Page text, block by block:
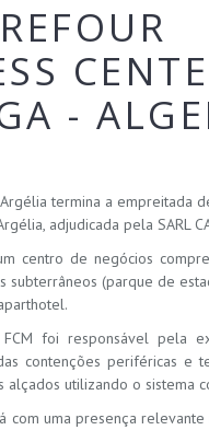
-
Argélia termina a
adjudicada pela SARL
centro de negócios
subterrâneos (parque de
FCM foi responsável pela
contenções periféricas e
utilizando o sistema
com uma presença